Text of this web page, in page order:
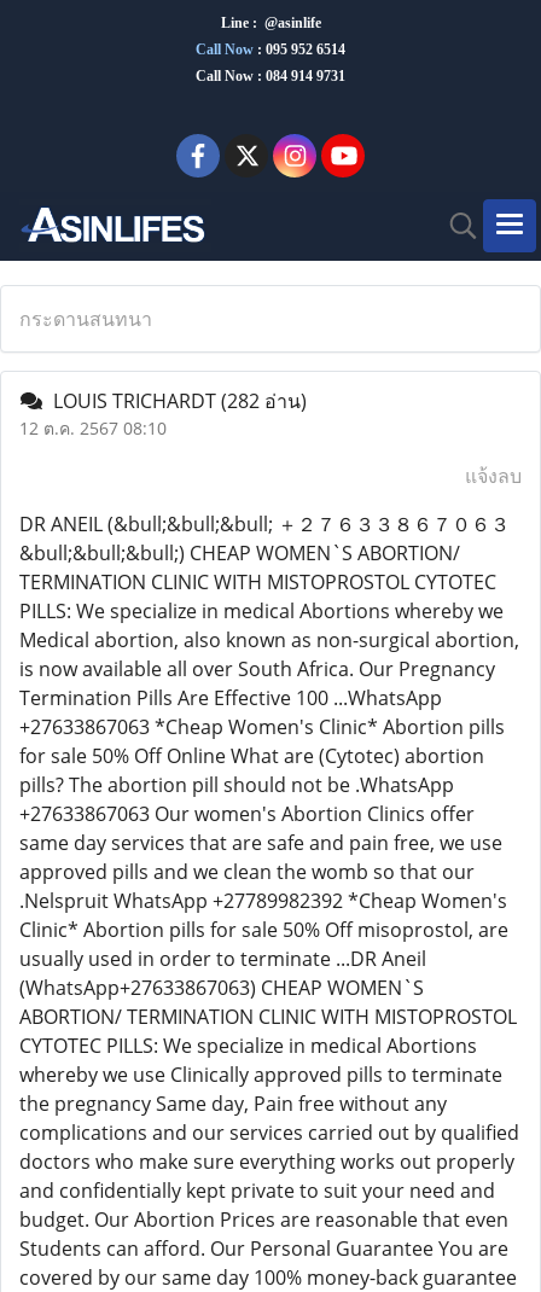
Line : @asinlife
Call Now : 095 952 6514
Call Now : 084 914 9731
กระดานสนทนา
LOUIS TRICHARDT(282 อ่าน)
12 ต.ค. 2567 08:10
แจ้งลบ
DR ANEIL (&bull;&bull;&bull; ＋２７６３３８６７０６３
&bull;&bull;&bull;) CHEAP WOMEN`S ABORTION/
TERMINATION CLINIC WITH MISTOPROSTOL CYTOTEC
PILLS: We specialize in medical Abortions whereby we
Medical abortion, also known as non-surgical abortion,
is now available all over South Africa. Our Pregnancy
Termination Pills Are Effective 100 ...WhatsApp
+27633867063 *Cheap Women's Clinic* Abortion pills
for sale 50% Off Online What are (Cytotec) abortion
pills? The abortion pill should not be .WhatsApp
+27633867063 Our women's Abortion Clinics offer
same day services that are safe and pain free, we use
approved pills and we clean the womb so that our
.Nelspruit WhatsApp +27789982392 *Cheap Women's
Clinic* Abortion pills for sale 50% Off misoprostol, are
usually used in order to terminate ...DR Aneil
(WhatsApp+27633867063) CHEAP WOMEN`S
ABORTION/ TERMINATION CLINIC WITH MISTOPROSTOL
CYTOTEC PILLS: We specialize in medical Abortions
whereby we use Clinically approved pills to terminate
the pregnancy Same day, Pain free without any
complications and our services carried out by qualified
doctors who make sure everything works out properly
and confidentially kept private to suit your need and
budget. Our Abortion Prices are reasonable that even
Students can afford. Our Personal Guarantee You are
covered by our same day 100% money-back guarantee